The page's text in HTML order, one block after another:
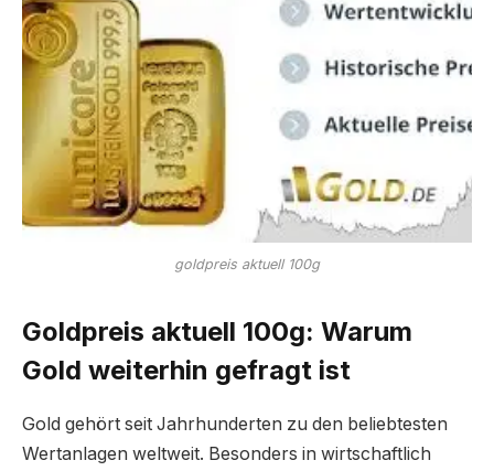
goldpreis aktuell 100g
Goldpreis aktuell 100g: Warum
Gold weiterhin gefragt ist
Gold gehört seit Jahrhunderten zu den beliebtesten
Wertanlagen weltweit. Besonders in wirtschaftlich